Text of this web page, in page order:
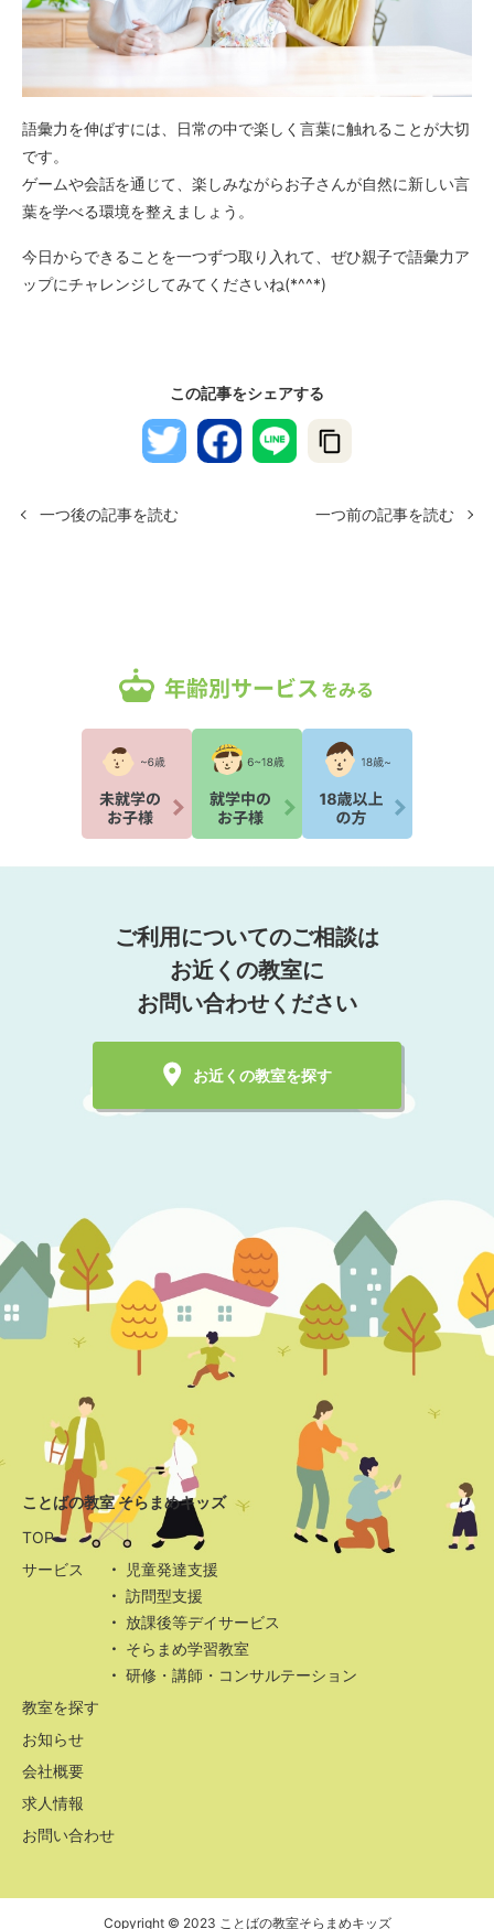
語彙力を伸ばすには、日常の中で楽しく言葉に触れることが大切
です。
ゲームや会話を通じて、楽しみながらお子さんが自然に新しい言
葉を学べる環境を整えましょう。
今日からできることを一つずつ取り入れて、ぜひ親子で語彙力ア
ップにチャレンジしてみてくださいね(*^^*)
この記事をシェアする
一つ後の記事を読む 一つ前の記事を読む
ご利用についてのご相談は
お近くの教室に
お問い合わせください
お近くの教室を探す
ことばの教室 そらまめキッズ
TOP
サービス
児童発達支援
訪問型支援
放課後等デイサービス
そらまめ学習教室
研修・講師・コンサルテーション
教室を探す
お知らせ
会社概要
求人情報
お問い合わせ
Copyright © 2023 ことばの教室そらまめキッズ